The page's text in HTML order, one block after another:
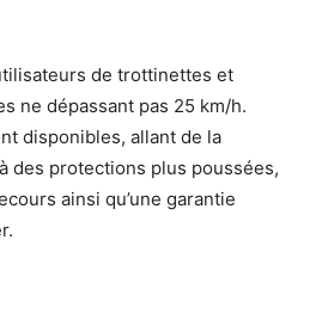
de trottinettes et
ne dépassant pas 25 km/h.
disponibles, allant de la
des protections plus poussées,
ainsi qu’une garantie